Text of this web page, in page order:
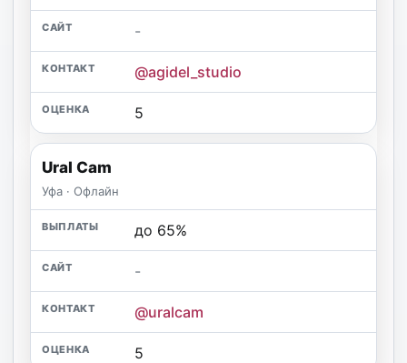
-
@agidel_studio
5
Ural Cam
Уфа · Офлайн
до 65%
-
@uralcam
5